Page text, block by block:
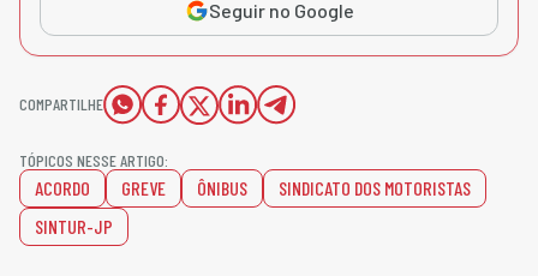
Seguir no Google
COMPARTILHE
TÓPICOS NESSE ARTIGO:
ACORDO GREVE ÔNIBUS
SINDICATO DOS MOTORISTAS
SINTUR-JP